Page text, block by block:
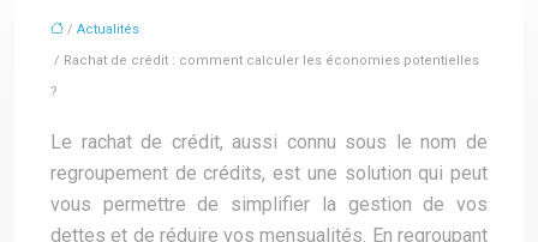
/ Actualités
/ Rachat de crédit : comment calculer les économies potentielles
?
Le rachat de crédit, aussi connu sous le nom de
regroupement de crédits, est une solution qui peut
vous permettre de simplifier la gestion de vos
dettes et de réduire vos mensualités. En regroupant